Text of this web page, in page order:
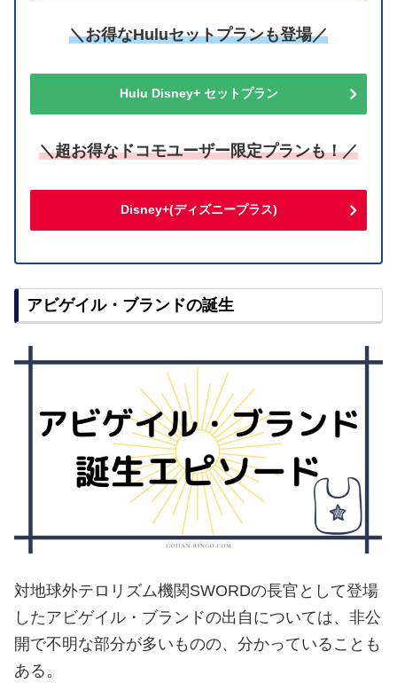
＼お得なHuluセットプランも登場／
Hulu Disney+ セットプラン
＼超お得なドコモユーザー限定プランも！／
Disney+(ディズニープラス)
アビゲイル・ブランドの誕生
対地球外テロリズム機関SWORDの長官として登場
したアビゲイル・ブランドの出自については、非公
開で不明な部分が多いものの、分かっていることも
ある。